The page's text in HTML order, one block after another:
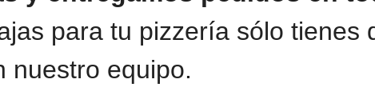
para tu pizzería sólo tienes
nuestro equipo.